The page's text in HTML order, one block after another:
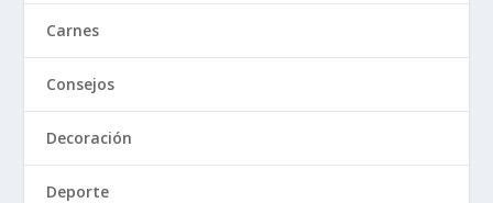
Carnes
Consejos
Decoración
Deporte